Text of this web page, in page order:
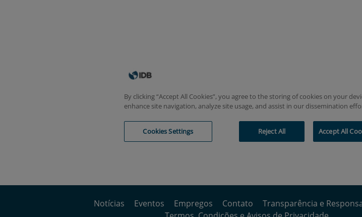
Notícias Eventos Empregos Contato Transparência e